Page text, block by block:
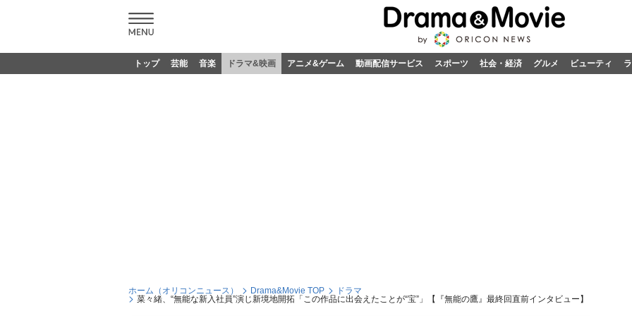
トップ 芸能 音楽 ドラマ&映画 アニメ&ゲーム 動画配信サービス スポーツ 社会・経済 グルメ ビューティ
ホーム（オリコンニュース） Drama&Movie TOP
ドラマ
菜々緒、“無能な新入社員”演じ新境地開拓「この作品に出会えたことが“宝”」【『無能の鷹』最終回直前インタビュー】